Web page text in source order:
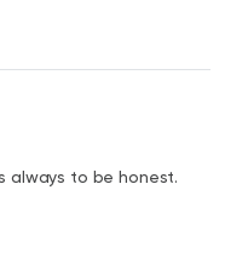
always to be honest.